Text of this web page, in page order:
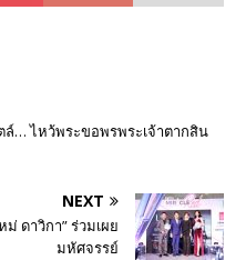
ล์… ไหว้พระขอพรพระเจ้าตากสิน
NEXT
ม่ ดาวิกา” ร่วมเผย
มหัศจรรย์